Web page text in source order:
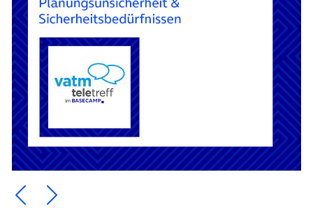
Ein Element zurück blättern
Ein Element weiter blättern